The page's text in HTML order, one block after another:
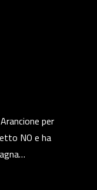
per
NO e ha